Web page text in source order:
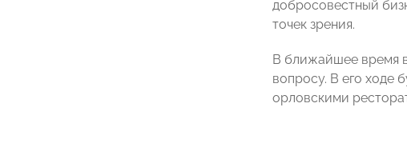
добросовестный
точек зрения.
В ближайшее время
вопросу. В его
орловскими